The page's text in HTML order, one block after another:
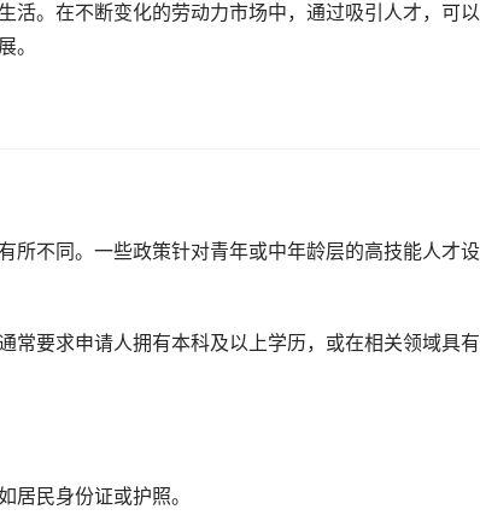
活。在不断变化的劳动力市场中，通过吸引人才，可
。
所不同。一些政策针对青年或中年龄层的高技能人才
常要求申请人拥有本科及以上学历，或在相关领域具
居民身份证或护照。